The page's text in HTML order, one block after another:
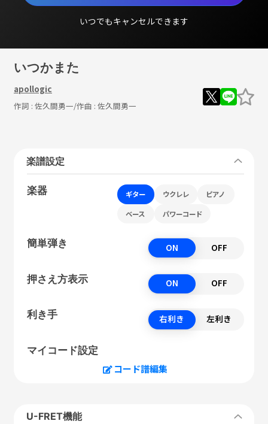
いつでもキャンセルできます
いつかまた
apollogic
作詞 : 佐久間勇一/作曲 : 佐久間勇一
楽譜設定
楽器 ギター ウクレレ ピアノ
ベース パワーコード
簡単弾き ON OFF
押さえ方表示 ON OFF
利き手 右利き 左利き
マイコード設定
コード譜編集
U-FRET機能